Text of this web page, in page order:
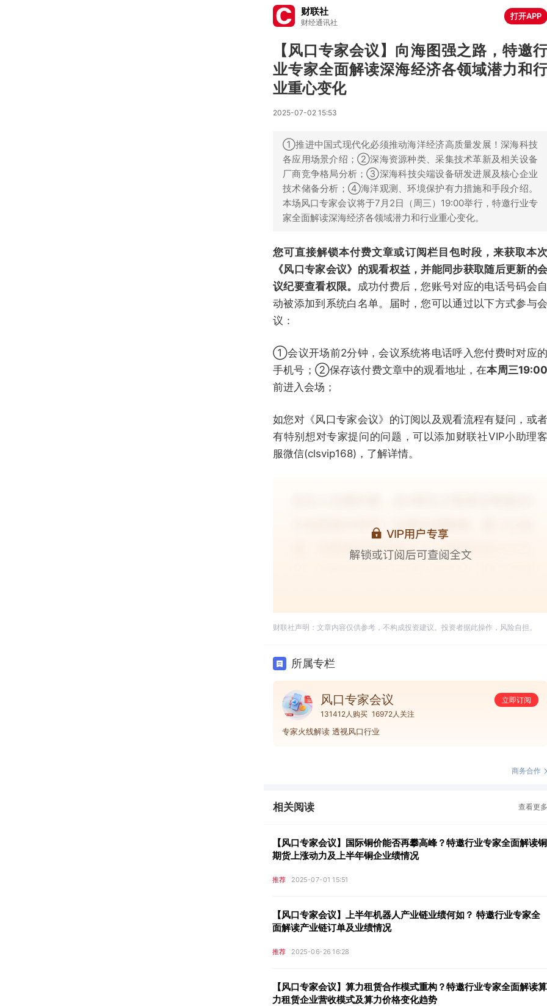
财联社
财经通讯社
打开APP
【风口专家会议】向海图强之路，特邀行
业专家全面解读深海经济各领域潜力和行
业重心变化
2025-07-02 15:53
①推进中国式现代化必须推动海洋经济高质量发展！深海科技
各应用场景介绍；②深海资源种类、采集技术革新及相关设备
厂商竞争格局分析；③深海科技尖端设备研发进展及核心企业
技术储备分析；④海洋观测、环境保护有力措施和手段介绍。
本场风口专家会议将于7月2日（周三）19:00举行，特邀行业专
家全面解读深海经济各领域潜力和行业重心变化。
您可直接解锁本付费文章或订阅栏目包时段，来获取本次
《风口专家会议》的观看权益，并能同步获取随后更新的会
议纪要查看权限。 成功付费后，您账号对应的电话号码会
动被添加到系统白名单。届时，您可以通过以下方式参与会
议：
①会议开场前2分钟，会议系统将电话呼入您付费时对应的
手机号；②保存该付费文章中的观看地址，在本周三
前进入会场；
如您对《风口专家会议》的订阅以及观看流程有疑问，或者
有特别想对专家提问的问题，可以添加财联社VIP小助理客
服微信(clsvip168)，了解详情。
财联社声明：文章内容仅供参考，不构成投资建议。投资者据此操作，风险自担。
所属专栏
风口专家会议
立即订阅
131412人购买 16972人关注
专家火线解读 透视风口行业
商务合作
相关阅读 查看更多
【风口专家会议】国际铜价能否再攀高峰？特邀行业专家全面解读铜
期货上涨动力及上半年铜企业绩情况
推荐 2025-07-01 15:51
【风口专家会议】上半年机器人产业链业绩何如？ 特邀行业专家全
面解读产业链订单及业绩情况
推荐 2025-06-26 16:28
【风口专家会议】算力租赁合作模式重构？特邀行业专家全面解读算
力租赁企业营收模式及算力价格变化趋势